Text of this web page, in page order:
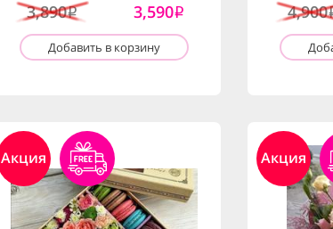
3,890i 3,590i
Добавить в корзину
4,900
Акция Акция